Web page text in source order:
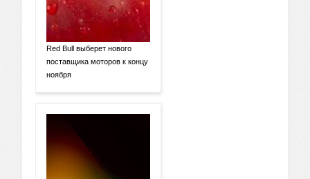
Red Bull выберет нового
поставщика моторов к концу
ноября